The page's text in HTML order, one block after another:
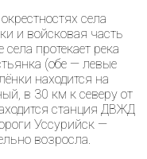
села
и войсковая часть
протекает река
(обе — левые
находится на
в 30 км к северу от
станция ДВЖД
Уссурийск —
возросла.